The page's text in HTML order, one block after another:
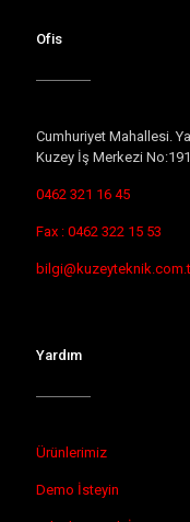
Ofis
Cumhuriyet Mahallesi.
Kuzey İş Merkezi
0462 321 16 45
Fax : 0462 322 15 53
Yardım
Ürünlerimiz
Demo İsteyin